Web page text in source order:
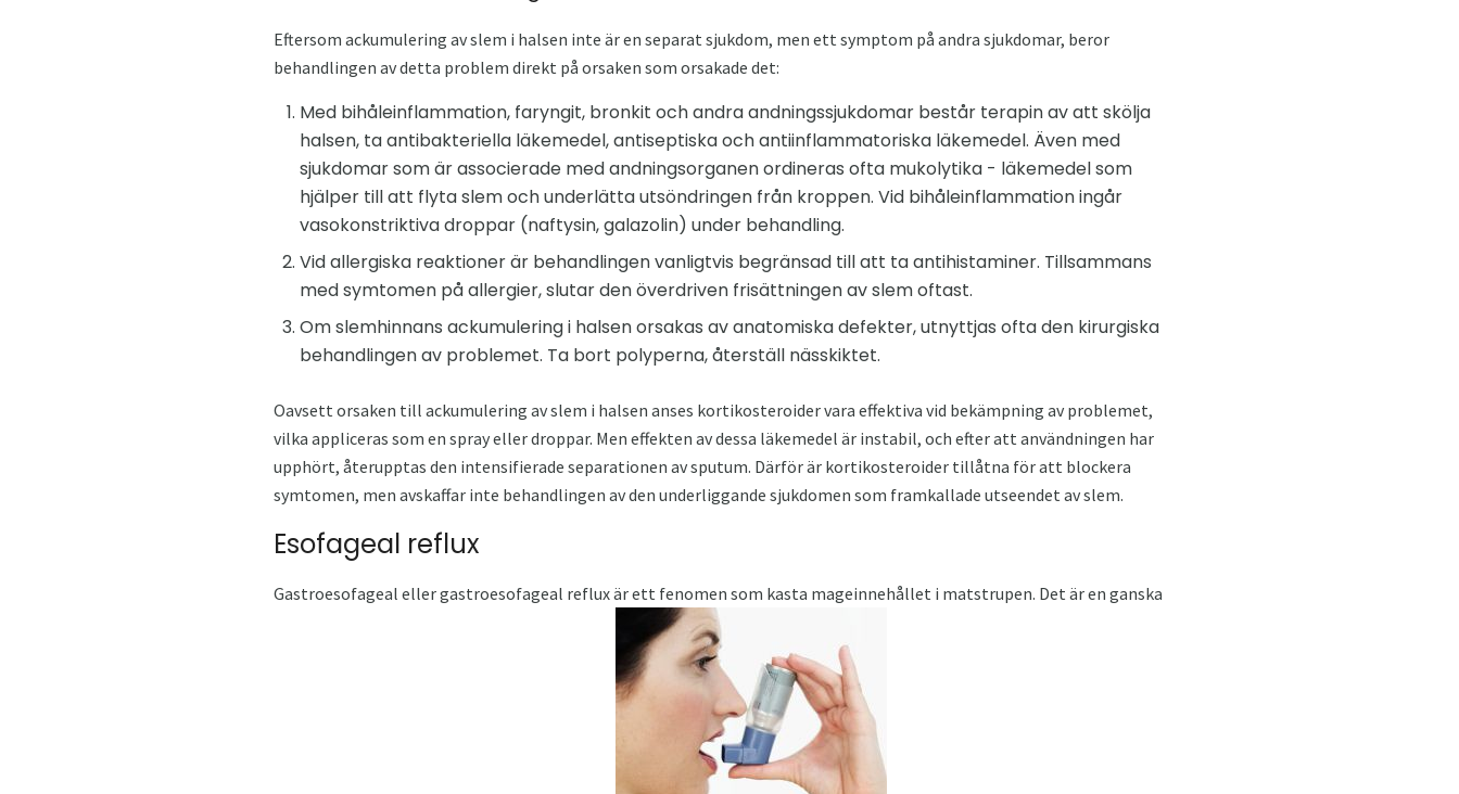
Eftersom ackumulering av slem i halsen inte är en separat sjukdom, men ett symptom på andra sjukdomar, beror
behandlingen av detta problem direkt på orsaken som orsakade det:
Med bihåleinflammation, faryngit, bronkit och andra andningssjukdomar består terapin av att skölja
halsen, ta antibakteriella läkemedel, antiseptiska och antiinflammatoriska läkemedel. Även med
sjukdomar som är associerade med andningsorganen ordineras ofta mukolytika - läkemedel som
hjälper till att flyta slem och underlätta utsöndringen från kroppen. Vid bihåleinflammation ingår
vasokonstriktiva droppar (naftysin, galazolin) under behandling.
Vid allergiska reaktioner är behandlingen vanligtvis begränsad till att ta antihistaminer. Tillsammans
med symtomen på allergier, slutar den överdriven frisättningen av slem oftast.
Om slemhinnans ackumulering i halsen orsakas av anatomiska defekter, utnyttjas ofta den kirurgiska
behandlingen av problemet. Ta bort polyperna, återställ nässkiktet.
Oavsett orsaken till ackumulering av slem i halsen anses kortikosteroider vara effektiva vid bekämpning av problemet,
vilka appliceras som en spray eller droppar. Men effekten av dessa läkemedel är instabil, och efter att användningen har
upphört, återupptas den intensifierade separationen av sputum. Därför är kortikosteroider tillåtna för att blockera
symtomen, men avskaffar inte behandlingen av den underliggande sjukdomen som framkallade utseendet av slem.
Esofageal reflux
Gastroesofageal eller gastroesofageal reflux är ett fenomen som kasta mageinnehållet i matstrupen. Det är en ganska